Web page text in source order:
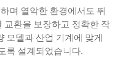
며 열악한 환경에서도 뛰
교환을 보장하고 정확한 작
모델과 산업 기계에 맞게
록 설계되었습니다.